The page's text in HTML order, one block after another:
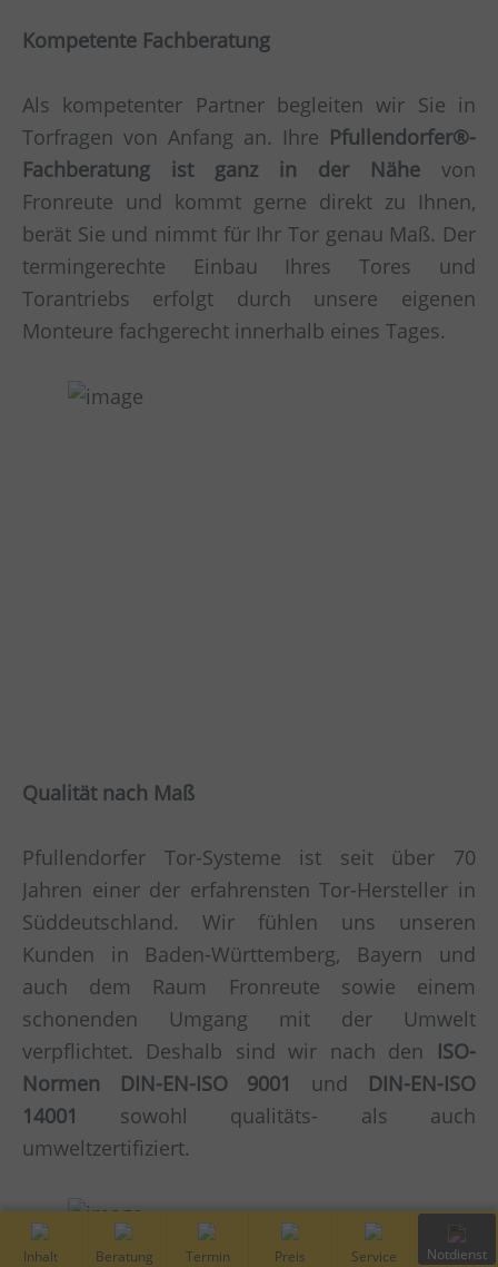
Kompetente Fachberatung
Als kompetenter Partner begleiten wir Sie in
Torfragen von Anfang an. Ihre Pfullendorfer®-
Fachberatung ist ganz in der Nähevon
Fronreute und kommt gerne direkt zu Ihnen,
berät Sie und nimmt für Ihr Tor genau Maß. Der
termingerechte Einbau Ihres Tores und
Torantriebs erfolgt durch unsere eigenen
Monteure fachgerecht innerhalb eines Tages.
Qualität nach Maß
Pfullendorfer Tor-Systeme ist seit über 70
Jahren einer der erfahrensten Tor-Hersteller in
Süddeutschland. Wir fühlen uns unseren
Kunden in Baden-Württemberg, Bayern und
auch dem Raum Fronreute sowie einem
schonenden Umgang mit der Umwelt
verpflichtet. Deshalb sind wir nach den ISO-
Normen DIN-EN-ISO 9001
und DIN-EN-ISO
14001
sowohl qualitäts- als auch
umweltzertifiziert.
Inhalt Kostenfreie Vor-Ort Preis Service